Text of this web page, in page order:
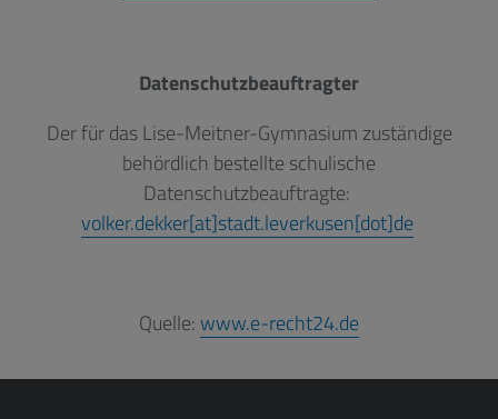
Datenschutzbeauftragter
Der für das Lise-Meitner-Gymnasium zuständige
behördlich bestellte schulische
Datenschutzbeauftragte:
volker.dekker[at]stadt.leverkusen[dot]de
Quelle:www.e-recht24.de